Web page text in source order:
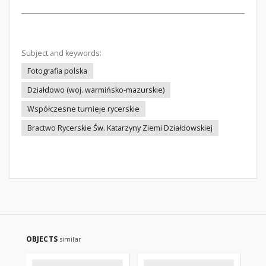
Subject and keywords:
Fotografia polska
Działdowo (woj. warmińsko-mazurskie)
Współczesne turnieje rycerskie
Bractwo Rycerskie Św. Katarzyny Ziemi Działdowskiej
OBJECTS similar